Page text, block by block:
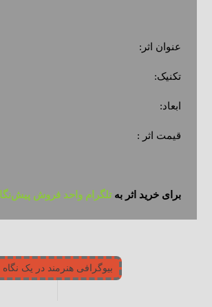
عنوان اثر:
تکنیک:
ابعاد:
قیمت اثر :
برای خرید اثر بهتلگرام واحد فروش
بیوگرافی هنرمند در یک نگاه